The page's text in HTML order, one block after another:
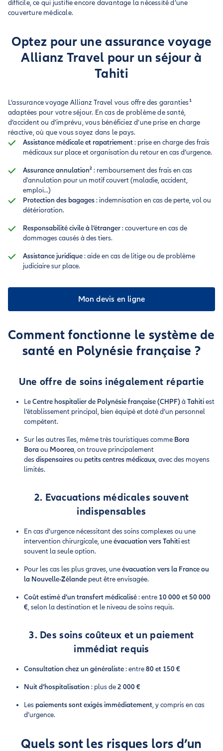
difficile, ce qui justifie encore davantage la nécessité d’une
couverture médicale.
Optez pour une assurance voyage
Allianz Travel pour un séjour à
Tahiti
L’assurance voyage Allianz Travel vous offre des garanties¹
adaptées pour votre séjour. En cas de problème de santé,
d’accident ou d’imprévu, vous bénéficiez d’une prise en charge
réactive, où que vous soyez dans le pays.
Assistance médicale et rapatriement: prise en charge des frais
médicaux sur place et organisation du retour en cas d’urgence.
Assurance annulation²: remboursementdes frais en cas
d'annulation pour un motif couvert (maladie, accident,
emploi...)
Protection des bagages: indemnisation en cas de perte, vol ou
détérioration.
Responsabilité civile à l’étranger: couverture en cas de
dommages causés à des tiers.
Assistance juridique: aide en cas de litige ou de problème
judiciaire sur place.
Mon devis en ligne
Comment fonctionne le système de
santé en Polynésie française ?
Une offre de soins inégalement répartie
LeCentre hospitalier de Polynésie française (CHPF)à Tahitiest
l’établissement principal, bien équipé et doté d’un personnel
compétent.
Sur les autres îles, même très touristiques comme Bora
Boraou Moorea, on trouve principalement
desdispensairesou petits centres médicaux, avec des moyens
limités.
2. Evacuations médicales souvent
indispensables
En cas d’urgence nécessitant des soins complexes ou une
intervention chirurgicale, uneévacuation vers Tahitiest
souvent la seule option.
Pour les cas les plus graves, uneévacuation vers la France ou
la Nouvelle-Zélande peut être envisagée.
Coût estimé d’un transfert médicalisé: entre 10 000 et 50 000
€, selon la destination et le niveau de soins requis.
3. Des soins coûteux et un paiement
immédiat requis
Consultation chez un généraliste: entre80 et 150 €
Nuit d’hospitalisation : plus de2 000 €
Les paiements sont exigés immédiatement, y compris en cas
d’urgence.
Quels sont les risques lors d’un